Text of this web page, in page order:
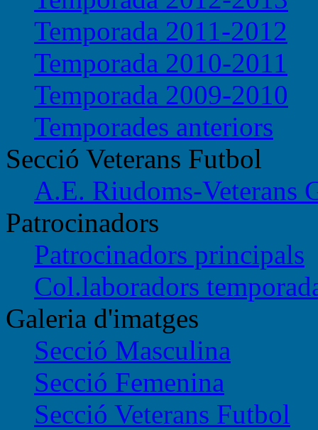
Temporada 2011-2012
Temporada 2010-2011
Temporada 2009-2010
Temporades anteriors
Secció Veterans Futbol
A.E. Riudoms-Veterans
Patrocinadors
Patrocinadors principals
Col.laboradors
Galeria d'imatges
Secció Masculina
Secció Femenina
Secció Veterans Futbol